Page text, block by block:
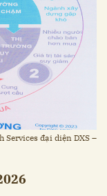
Services đại diện DXS –